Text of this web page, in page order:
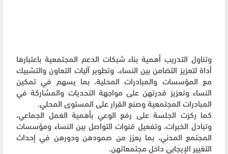
وتناول التدريب أهمية بناء شبكات الدعم المجتمعية باعتبارها
أداة لتعزيز التضامن بين النساء، وتطوير آليات التعاون والتشبيك
مع المؤسسات والمبادرات المحلية، بما يسهم في تمكين
النساء وتعزيز قدرتهن على مواجهة التحديات والمشاركة في
المبادرات المجتمعية وصنع القرار على المستوى المحلي.
كما ركزت الجلسة على رفع الوعي بأهمية العمل الجماعي،
وتبادل الخبرات، وتفعيل قنوات التواصل بين النساء ومؤسسات
المجتمع المدني، بما يعزز من صمودهن ودورهن في إحداث
التغيير الإيجابي داخل مجتمعاتهن.